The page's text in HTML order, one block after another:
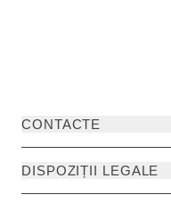
CONTACTE
DISPOZIȚII LEGALE